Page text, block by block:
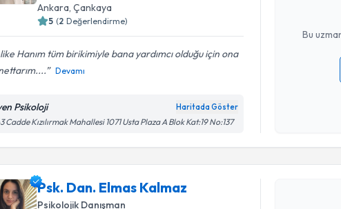
Ankara, Çankaya
5 (2 Değerlendirme)
Hanım tüm birikimiyle bana yardımcı olduğu için ona
Devamı
Psikoloji Haritada Göster
Cadde Kızılırmak Mahallesi 1071 Usta Plaza A Blok Kat:19 No:137
Bu
Kişisel
Psk. Dan. Elmas Kalmaz
Psikolojik Danışman
Randevu